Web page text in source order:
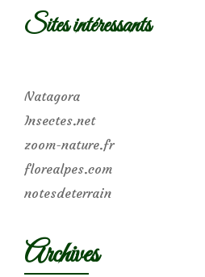
Sites intéressants
Natagora
Insectes.net
zoom-nature.fr
florealpes.com
notesdeterrain
Archives